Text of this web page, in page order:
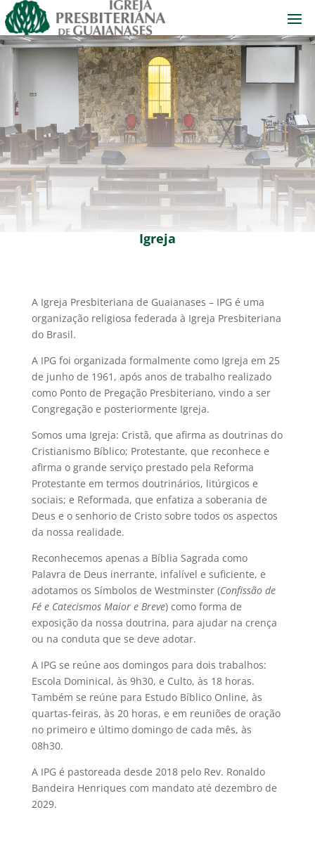
Igreja
A Igreja Presbiteriana de Guaianases – IPG é uma
organização religiosa federada à Igreja Presbiteriana
do Brasil.
A IPG foi organizada formalmente como Igreja em 25
de junho de 1961, após anos de trabalho realizado
como Ponto de Pregação Presbiteriano, vindo a ser
Congregação e posteriormente Igreja.
Somos uma Igreja: Cristã, que afirma as doutrinas do
Cristianismo Bíblico; Protestante, que reconhece e
afirma o grande serviço prestado pela Reforma
Protestante em termos doutrinários, litúrgicos e
sociais; e Reformada, que enfatiza a soberania de
Deus e o senhorio de Cristo sobre todos os aspectos
da nossa realidade.
Reconhecemos apenas a Bíblia Sagrada como
Palavra de Deus inerrante, infalível e suficiente, e
adotamos os Símbolos de Westminster (Confissão de
Fé e Catecismos Maior e Breve) como forma de
exposição da nossa doutrina, para ajudar na crença
ou na conduta que se deve adotar.
A IPG se reúne aos domingos para dois trabalhos:
Escola Dominical, às 9h30, e Culto, às 18 horas.
Também se reúne para Estudo Bíblico Online, às
quartas-feiras, às 20 horas, e em reuniões de oração
no primeiro e último domingo de cada mês, às
08h30.
A IPG é pastoreada desde 2018 pelo Rev. Ronaldo
Bandeira Henriques com mandato até dezembro de
2029.